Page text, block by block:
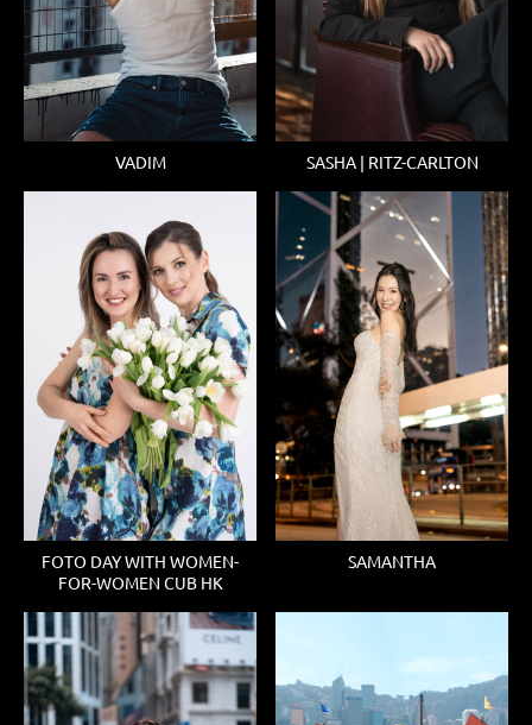
VADIM SASHA | RITZ-CARLTON
FOTO DAY WITH WOMEN-
FOR-WOMEN CUB HK
SAMANTHA